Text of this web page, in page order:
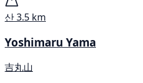
산3.5 km
Yoshimaru Yama
吉丸山